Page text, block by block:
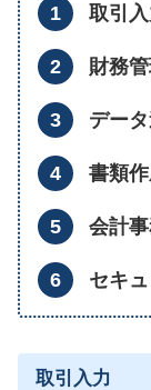
取引入
財務
デー
書類
会計
セキ
取引入力